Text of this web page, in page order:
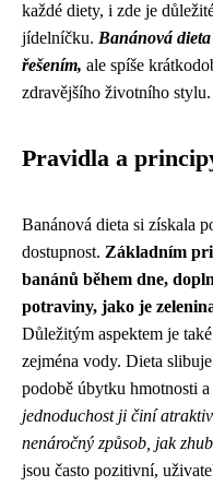
každé diety, i zde je
jídelníčku. Banánová
řešením, ale spíše
zdravějšího životního stylu.
Pravidla a
Banánová dieta si získala
dostupnost. Základním
banánů během dne,
potraviny, jako je
Důležitým aspektem je
zejména vody. Dieta
podobě úbytku hmotnosti
jednoduchost ji činí
nenáročný způsob, jak
jsou často pozitivní,